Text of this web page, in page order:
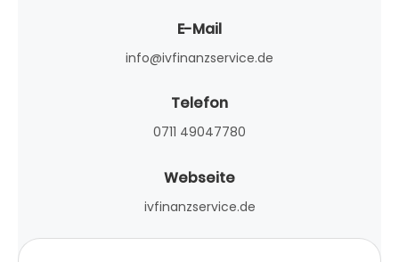
E-Mail
info@ivfinanzservice.de
Telefon
0711 49047780
Webseite
ivfinanzservice.de